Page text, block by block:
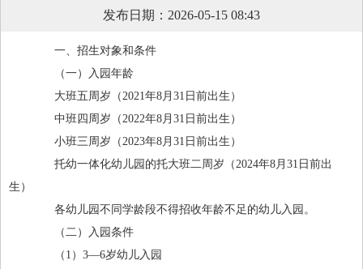
发布日期：2026-05-15 08:43
一、招生对象和条件
（一）入园年龄
大班五周岁（2021年8月31日前出生）
中班四周岁（2022年8月31日前出生）
小班三周岁（2023年8月31日前出生）
托幼一体化幼儿园的托大班二周岁（2024年8月31日前出
生）
各幼儿园不同学龄段不得招收年龄不足的幼儿入园。
（二）入园条件
（1）3—6岁幼儿入园